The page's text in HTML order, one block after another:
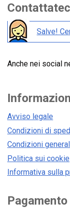
Salve!
Anche nei social
Avviso legale
Condizioni di
Condizioni
Politica sui cookie
Informativa sulla